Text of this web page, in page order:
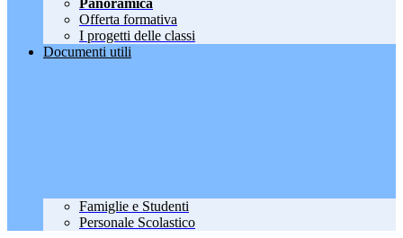
Panoramica
Offerta formativa
I progetti delle classi
Documenti utili
Famiglie e Studenti
Personale Scolastico